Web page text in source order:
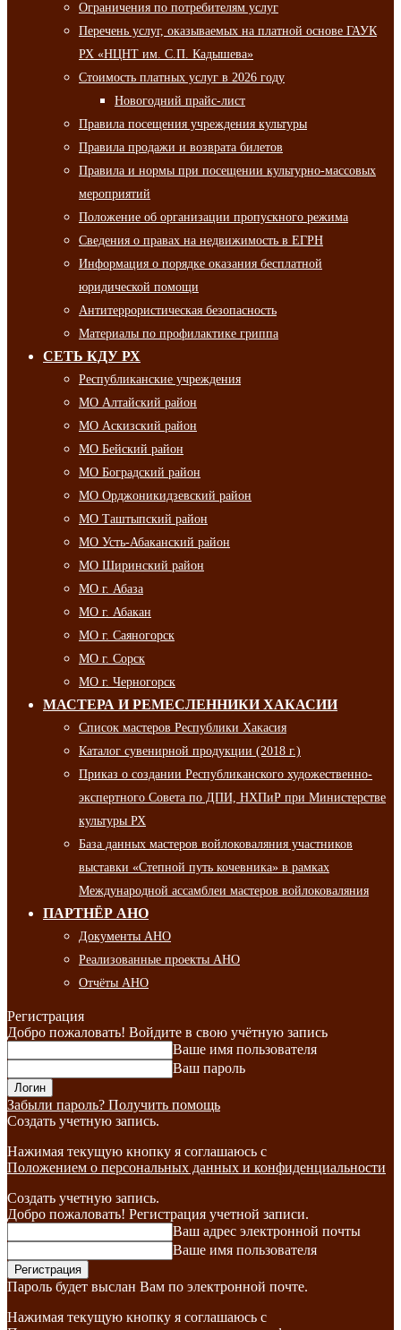
Ограничения по потребителям услуг
Перечень услуг, оказываемых на платной основе ГАУК
РХ «НЦНТ им. С.П. Кадышева»
Стоимость платных услуг в 2026 году
Новогодний прайс-лист
Правила посещения учреждения культуры
Правила продажи и возврата билетов
Правила и нормы при посещении культурно-массовых
мероприятий
Положение об организации пропускного режима
Сведения о правах на недвижимость в ЕГРН
Информация о порядке оказания бесплатной
юридической помощи
Антитеррористическая безопасность
Материалы по профилактике гриппа
СЕТЬ КДУ РХ
Республиканские учреждения
МО Алтайский район
МО Аскизский район
МО Бейский район
МО Боградский район
МО Орджоникидзевский район
МО Таштыпский район
МО Усть-Абаканский район
МО Ширинский район
МО г. Абаза
МО г. Абакан
МО г. Саяногорск
МО г. Сорск
МО г. Черногорск
МАСТЕРА И РЕМЕСЛЕННИКИ ХАКАСИИ
Список мастеров Республики Хакасия
Каталог сувенирной продукции (2018 г.)
Приказ о создании Республиканского художественно-
экспертного Совета по ДПИ, НХПиР при Министерстве
культуры РХ
База данных мастеров войлоковаляния участников
выставки «Степной путь кочевника» в рамках
Международной ассамблеи мастеров войлоковаляния
ПАРТНЁР АНО
Документы АНО
Реализованные проекты АНО
Отчёты АНО
Регистрация
Добро пожаловать! Войдите в свою учётную запись
Ваше имя пользователя
Ваш пароль
Забыли пароль? Получить помощь
Создать учетную запись.
Нажимая текущую кнопку я соглашаюсь с
Положением о персональных данных и конфиденциальности
Создать учетную запись.
Добро пожаловать! Регистрация учетной записи.
Ваш адрес электронной почты
Ваше имя пользователя
Пароль будет выслан Вам по электронной почте.
Нажимая текущую кнопку я соглашаюсь с